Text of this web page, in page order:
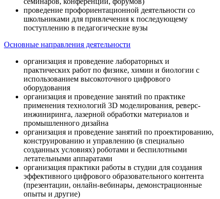
проведение профориентационной деятельности со
школьниками для привлечения к последующему
поступлению в педагогические вузы
Основные направления деятельности
организация и проведение лабораторных и
практических работ по физике, химии и биологии с
использованием высокоточного цифрового
оборудования
организация и проведение занятий по практике
применения технологий 3D моделирования, реверс-
инжиниринга, лазерной обработки материалов и
промышленного дизайна
организация и проведение занятий по проектированию,
конструированию и управлению (в специально
созданных условиях) роботами и беспилотными
летательными аппаратами
организация практики работы в студии для создания
эффективного цифрового образовательного контента
(презентации, онлайн-вебинары, демонстрационные
опыты и другие)